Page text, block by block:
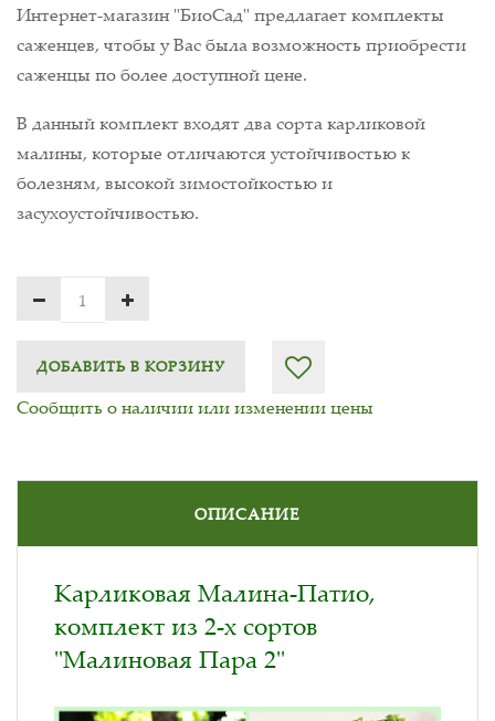
Интернет-магазин "БиоСад" предлагает комплекты
саженцев, чтобы у Вас была возможность приобрести
саженцы по более доступной цене.
В данный комплект входят два сорта карликовой
малины, которые отличаются устойчивостью к
болезням, высокой зимостойкостью и
засухоустойчивостью.
ДОБАВИТЬ В КОРЗИНУ
Сообщить о наличии или изменении цены
ОПИСАНИЕ
Карликовая Малина-Патио,
комплект из 2-х сортов
"Малиновая Пара 2"